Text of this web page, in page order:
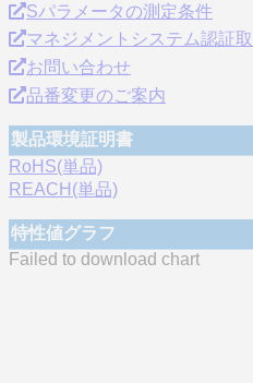
Sパラメータの測定条件
マネジメントシステム認証
お問い合わせ
品番変更のご案内
製品環境証明書
RoHS(単品)
REACH(単品)
特性値グラフ
Failed to download chart